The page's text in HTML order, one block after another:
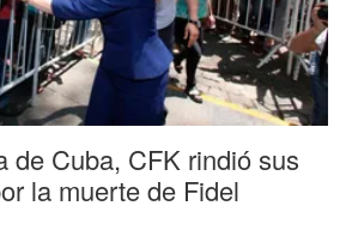
de Cuba, CFK rindió sus
la muerte de Fidel